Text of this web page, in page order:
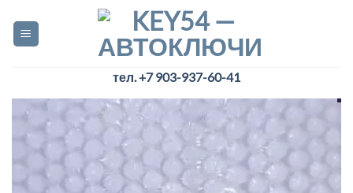
content
тел. +7 903-937-60-41